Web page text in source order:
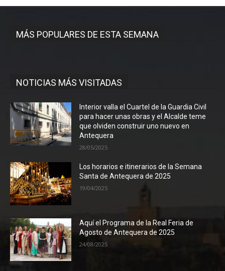
MÁS POPULARES DE ESTA SEMANA
NOTICIAS MÁS VISITADAS
Interior valla el Cuartel de la Guardia Civil
para hacer unas obras y el Alcalde teme
que olviden construir uno nuevo en
Antequera
28/05/2025
Los horarios e itinerarios de la Semana
Santa de Antequera de 2025
19/04/2025
Aquí el Programa de la Real Feria de
Agosto de Antequera de 2025
24/08/2025